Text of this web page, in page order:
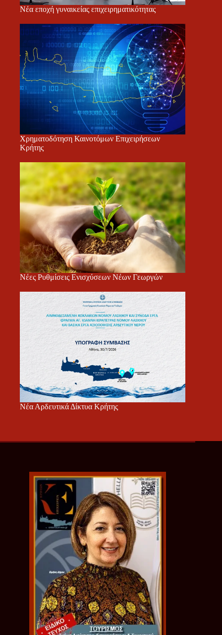
Νέα εποχή γυναικείας επιχειρηματικότητας
Χρηματοδότηση Καινοτόμων Επιχειρήσεων
Κρήτης
Νέες Ρυθμίσεις Ενισχύσεων Νέων Γεωργών
Νέα Αρδευτικά Δίκτυα Κρήτης